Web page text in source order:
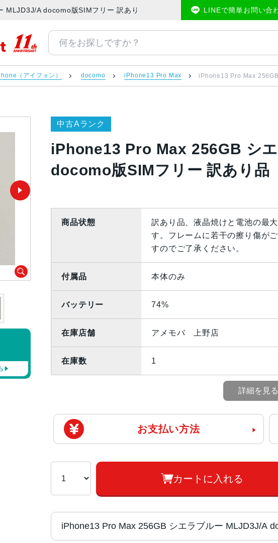
A docomo版SIMフリー 訳あり品 | 中古スマホ販売のアメモバマーケッ
LINEで簡単お問い合
（アイフォン） docomo iPhone13 Pro Max iPhone13 Pro Max
中古Aランク
iPhone13 Pro Max 256GB シ
docomo版SIMフリー 訳あり品
商品状態
訳あり品、液晶焼けと電池の最
す。フレームに若干の擦り傷が
すのでご了承ください。
付属品 本体のみ
バッテリー 74%
在庫店舗 アメモバ 上野店
在庫数 1
詳細を見る
お支払い方法
カートに入れる
iPhone13 Pro Max 256GB シエラブルー MLJD3J/A